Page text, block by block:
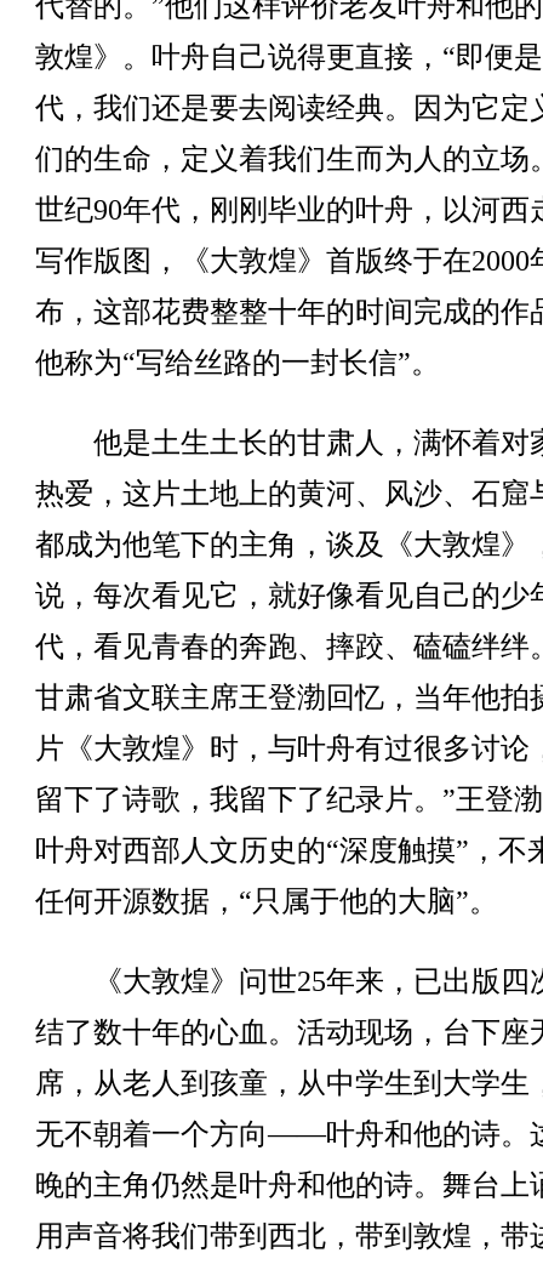
敦煌》。叶舟自己说得更直接，“即便
代，我们还是要去阅读经典。因为它定
们的生命，定义着我们生而为人的立场
世纪90年代，刚刚毕业的叶舟，以河西
写作版图，《大敦煌》首版终于在2000
布，这部花费整整十年的时间完成的作
他称为“写给丝路的一封长信”。
他是土生土长的甘肃人，满怀着对
热爱，这片土地上的黄河、风沙、石窟
都成为他笔下的主角，谈及《大敦煌》
说，每次看见它，就好像看见自己的少
代，看见青春的奔跑、摔跤、磕磕绊绊
甘肃省文联主席王登渤回忆，当年他拍
片《大敦煌》时，与叶舟有过很多讨论
留下了诗歌，我留下了纪录片。”王登
叶舟对西部人文历史的“深度触摸”，不
任何开源数据，“只属于他的大脑”。
《大敦煌》问世25年来，已出版四
结了数十年的心血。活动现场，台下座
席，从老人到孩童，从中学生到大学生
无不朝着一个方向——叶舟和他的诗。
晚的主角仍然是叶舟和他的诗。舞台上
用声音将我们带到西北，带到敦煌，带